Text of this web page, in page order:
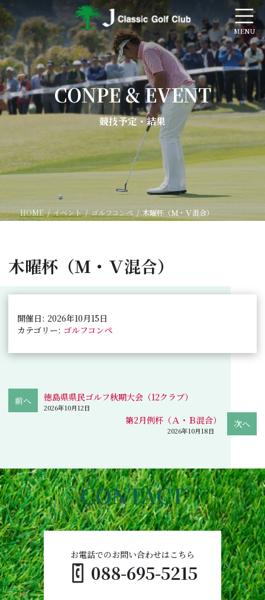
コ
ン
テ
ン
ツ
へ
ス
キ
ッ
プ
ナ
ビ
ゲ
ー
シ
ョ
ン
に
移
動
CONPE & EVENT
競技予定・結果
HOME イベント ゴルフコンペ 木曜杯（Ｍ・Ｖ混合）
木曜杯（Ｍ・Ｖ混合）
開催日: 2026年10月15日
カテゴリー: ゴルフコンペ
徳島県県民ゴルフ秋期大会（12クラブ）
2026年10月12日
第2月例杯（Ａ・Ｂ混合）
2026年10月18日
CONTACT
088-695-5215
お電話でのお問い合わせはこちら